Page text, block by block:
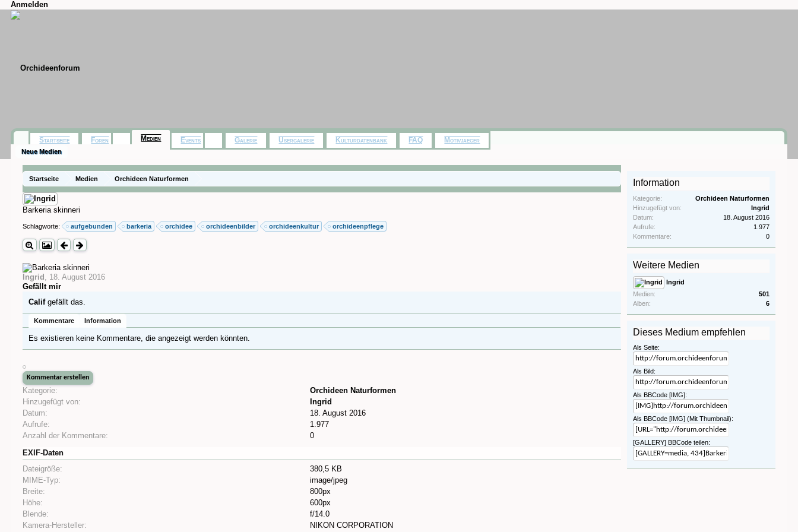
Anmelden
Startseite Medien Orchideen Naturformen
Barkeria skinneri
Schlagworte: aufgebunden barkeria orchidee orchideenbilder orchideenkultur orchideenpflege
Ingrid , 18. August 2016
Gefällt mir
Califgefällt das.
Kommentare Information
Es existieren keine Kommentare, die angezeigt werden könnten.
Kategorie:
Orchideen Naturformen
Hinzugefügt von:
Ingrid
Datum:
18. August 2016
Aufrufe:
1.977
Anzahl der Kommentare:
0
EXIF-Daten
Dateigröße:
380,5 KB
MIME-Typ:
image/jpeg
Breite:
800px
Höhe:
600px
Blende:
f/14.0
Kamera-Hersteller:
NIKON CORPORATION
Information
Kategorie:
Orchideen Naturformen
Hinzugefügt von:
Ingrid
Datum:
18. August 2016
Aufrufe:
1.977
Kommentare:
0
Weitere Medien
Ingrid
Medien:
501
Alben:
6
Dieses Medium empfehlen
Als Seite:
Als Bild:
Als BBCode [IMG]:
Als BBCode [IMG] (Mit Thumbnail):
[GALLERY] BBCode teilen:
Startseite Foren Medien
Neue Medien
Events Galerie Usergalerie Kulturdatenbank FAQ Motivjaeger